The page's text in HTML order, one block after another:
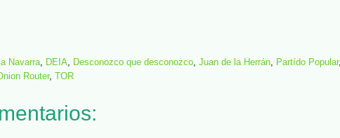
Navarra DEIA Desconozco que desconozco Juan de la Herrán Partído Popular,
Router, TOR